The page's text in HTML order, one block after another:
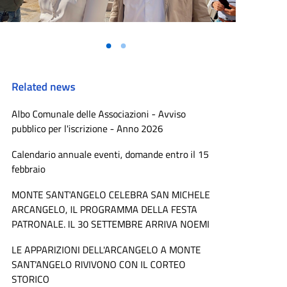
Related news
Albo Comunale delle Associazioni - Avviso
pubblico per l'iscrizione - Anno 2026
Calendario annuale eventi, domande entro il 15
febbraio
MONTE SANT'ANGELO CELEBRA SAN MICHELE
ARCANGELO, IL PROGRAMMA DELLA FESTA
PATRONALE. IL 30 SETTEMBRE ARRIVA NOEMI
LE APPARIZIONI DELL'ARCANGELO A MONTE
SANT'ANGELO RIVIVONO CON IL CORTEO
STORICO